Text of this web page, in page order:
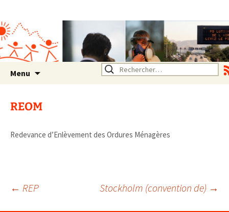
Rhône Alpes
Un environnement sain pour
la santé de tous
Menu Rechercher :
REOM
Redevance d’Enlèvement des Ordures Ménagères
Navigation
← REP Stockholm (convention de) →